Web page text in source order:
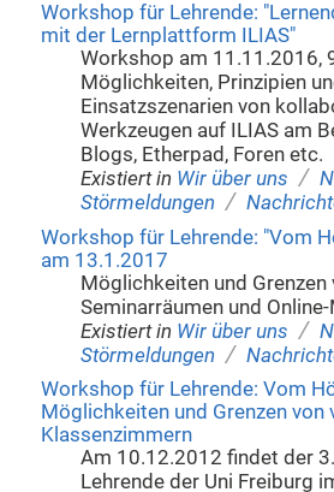
Workshop für Lehrende:
mit der Lernplattform ILIAS"
Workshop am 11.11.2016,
Möglichkeiten, Prinzipien
Einsatzszenarien von
Werkzeugen auf ILIAS am
Blogs, Etherpad, Foren etc.
Existiert in Wir über uns /
Störmeldungen /
Workshop für Lehrende: "Vom
am 13.1.2017
Möglichkeiten und Grenzen
Seminarräumen und
Existiert in Wir über uns /
Störmeldungen /
Workshop für Lehrende: Vom
Möglichkeiten und Grenzen von
Klassenzimmern
Am 10.12.2012 findet der
Lehrende der Uni Freiburg